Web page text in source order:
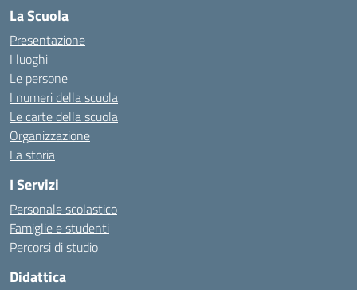
La Scuola
Presentazione
I luoghi
Le persone
I numeri della scuola
Le carte della scuola
Organizzazione
La storia
I Servizi
Personale scolastico
Famiglie e studenti
Percorsi di studio
Didattica